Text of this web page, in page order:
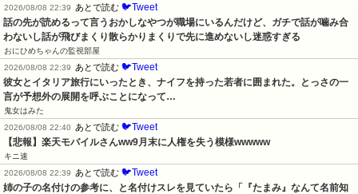
2026/08/08 22:39
あとで読む 🐦Tweet
話の先が読めるって言うおかしなやつが職場にいるんだけど、ガチで話が噛み合
わないし話が飛びまくり散らかりまくりで先に進めないし迷惑すぎる
おにひめちゃんの監視部屋
2026/08/08 22:39
あとで読む 🐦Tweet
彼女とイタリア旅行にいったとき、ナイフを持った若者に囲まれた。とっさの一
言が予想外の展開を呼ぶことになって…
鬼女はみた
2026/08/08 22:40
あとで読む 🐦Tweet
【悲報】楽天モバイルさんww9月末に人権を失う模様wwwww
キニ速
2026/08/08 22:39
あとで読む 🐦Tweet
姉の子の名付けの参考に、と名付けスレを見ていたら「『たまみ』なんて名前知